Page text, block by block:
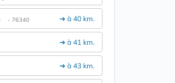
➔ à 40 km.
- 76340
➔ à 41 km.
➔ à 43 km.